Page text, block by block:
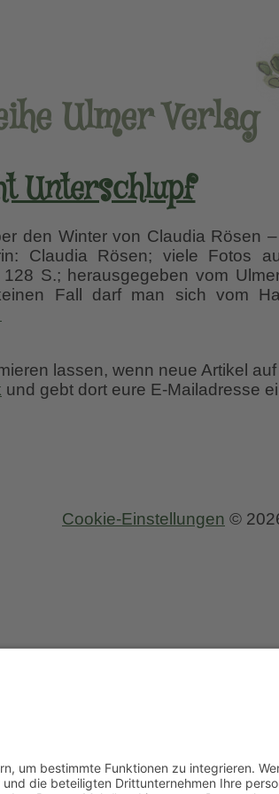
Ulmer Verlag
Unterschlupf
den Winter von Claudia Rösen
Claudia Rösen; viele Fotos
S.; herausgegeben vom
Fall darf man sich vom
lassen, wenn neue Artikel
und gebt dort eure E-Mailadresse
Cookie-Einstellungen ©